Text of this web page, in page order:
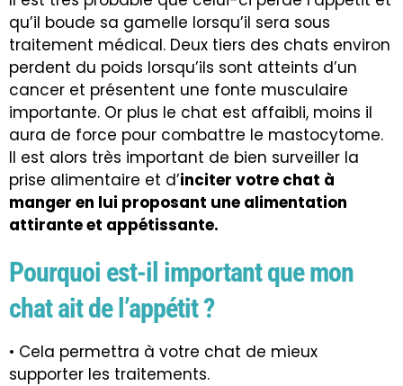
qu’il boude sa gamelle lorsqu’il sera sous
traitement médical. Deux tiers des chats environ
perdent du poids lorsqu’ils sont atteints d’un
cancer et présentent une fonte musculaire
importante. Or plus le chat est affaibli, moins il
aura de force pour combattre le mastocytome.
Il est alors très important de bien surveiller la
prise alimentaire et d’inciter votre chat à
manger en lui proposant une alimentation
attirante et appétissante.
Pourquoi est-il important que mon
chat ait de l’appétit ?
• Cela permettra à votre chat de mieux
supporter les traitements.